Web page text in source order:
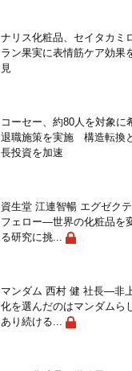
ナリス化粧品、セイタカミ
ラン果実に表情筋ケア効果
見
コーセー、約80人を対象に
退職施策を実施 構造転換
長投資を加速
資生堂 江連智暢 エグゼク
フェロー―世界の化粧品を
る研究に挑...
マンダム 西村 健 社長―非
化を選んだのはマンダムら
あり続ける...